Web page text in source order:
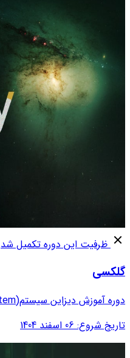
ظرفیت این دوره تکمیل شد
گلکسی
دوره آموزش دیزاین سیستم(Design System) جامع
تاریخ شروع: 06 اسفند 1404